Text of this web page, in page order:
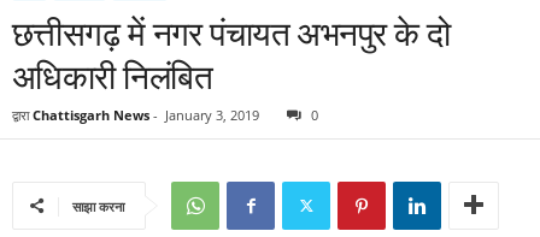
छत्तीसगढ़ में नगर पंचायत अभनपुर के दो
अधिकारी निलंबित
द्वारा Chattisgarh News - January 3, 2019 0
साझा करना